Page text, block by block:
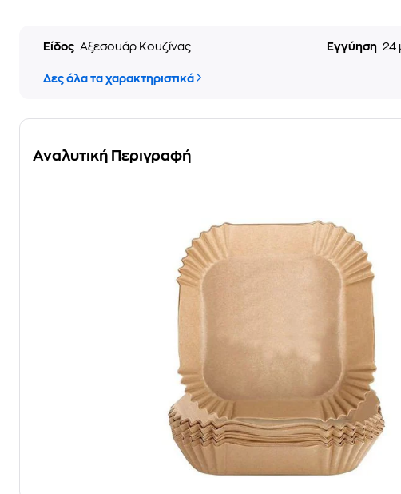
Είδος Αξεσουάρ Κουζίνας Εγγύηση 24
Δες όλα τα χαρακτηριστικά
Αναλυτική Περιγραφή